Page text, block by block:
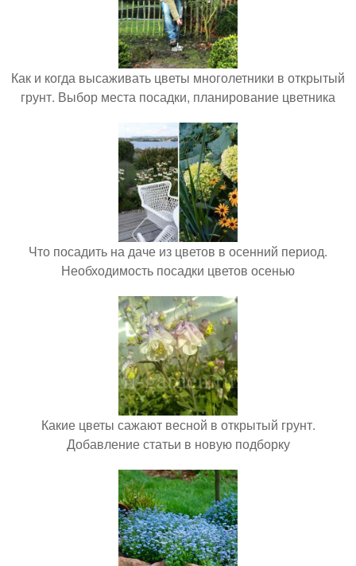
Как и когда высаживать цветы многолетники в открытый
грунт. Выбор места посадки, планирование цветника
Что посадить на даче из цветов в осенний период.
Необходимость посадки цветов осенью
Какие цветы сажают весной в открытый грунт.
Добавление статьи в новую подборку